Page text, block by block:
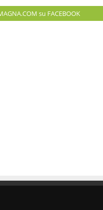
su FACEBOOK